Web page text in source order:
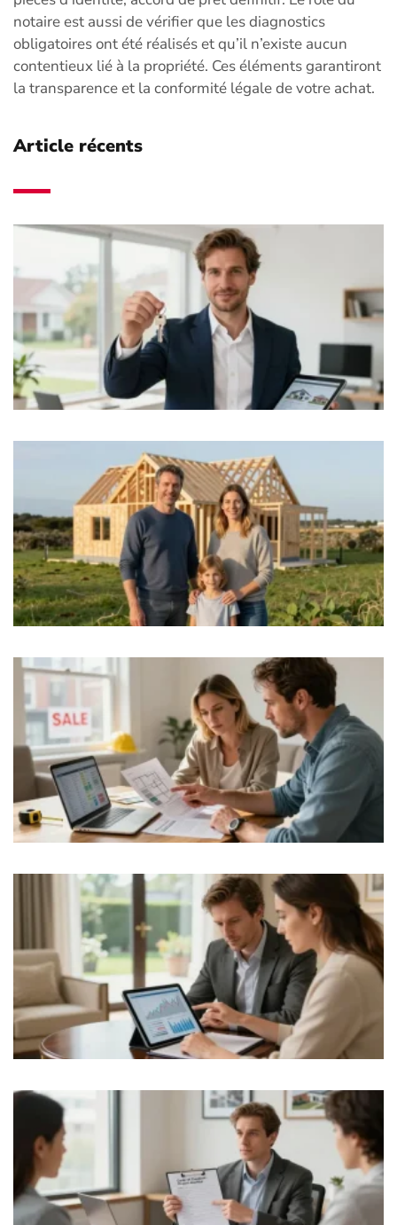
notaire est aussi de vérifier que les diagnostics
obligatoires ont été réalisés et qu’il n’existe aucun
contentieux lié à la propriété. Ces éléments garantiront
la transparence et la conformité légale de votre achat.
Article récents